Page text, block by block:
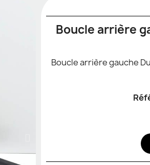
Boucle arrière
Boucle arrière gauche